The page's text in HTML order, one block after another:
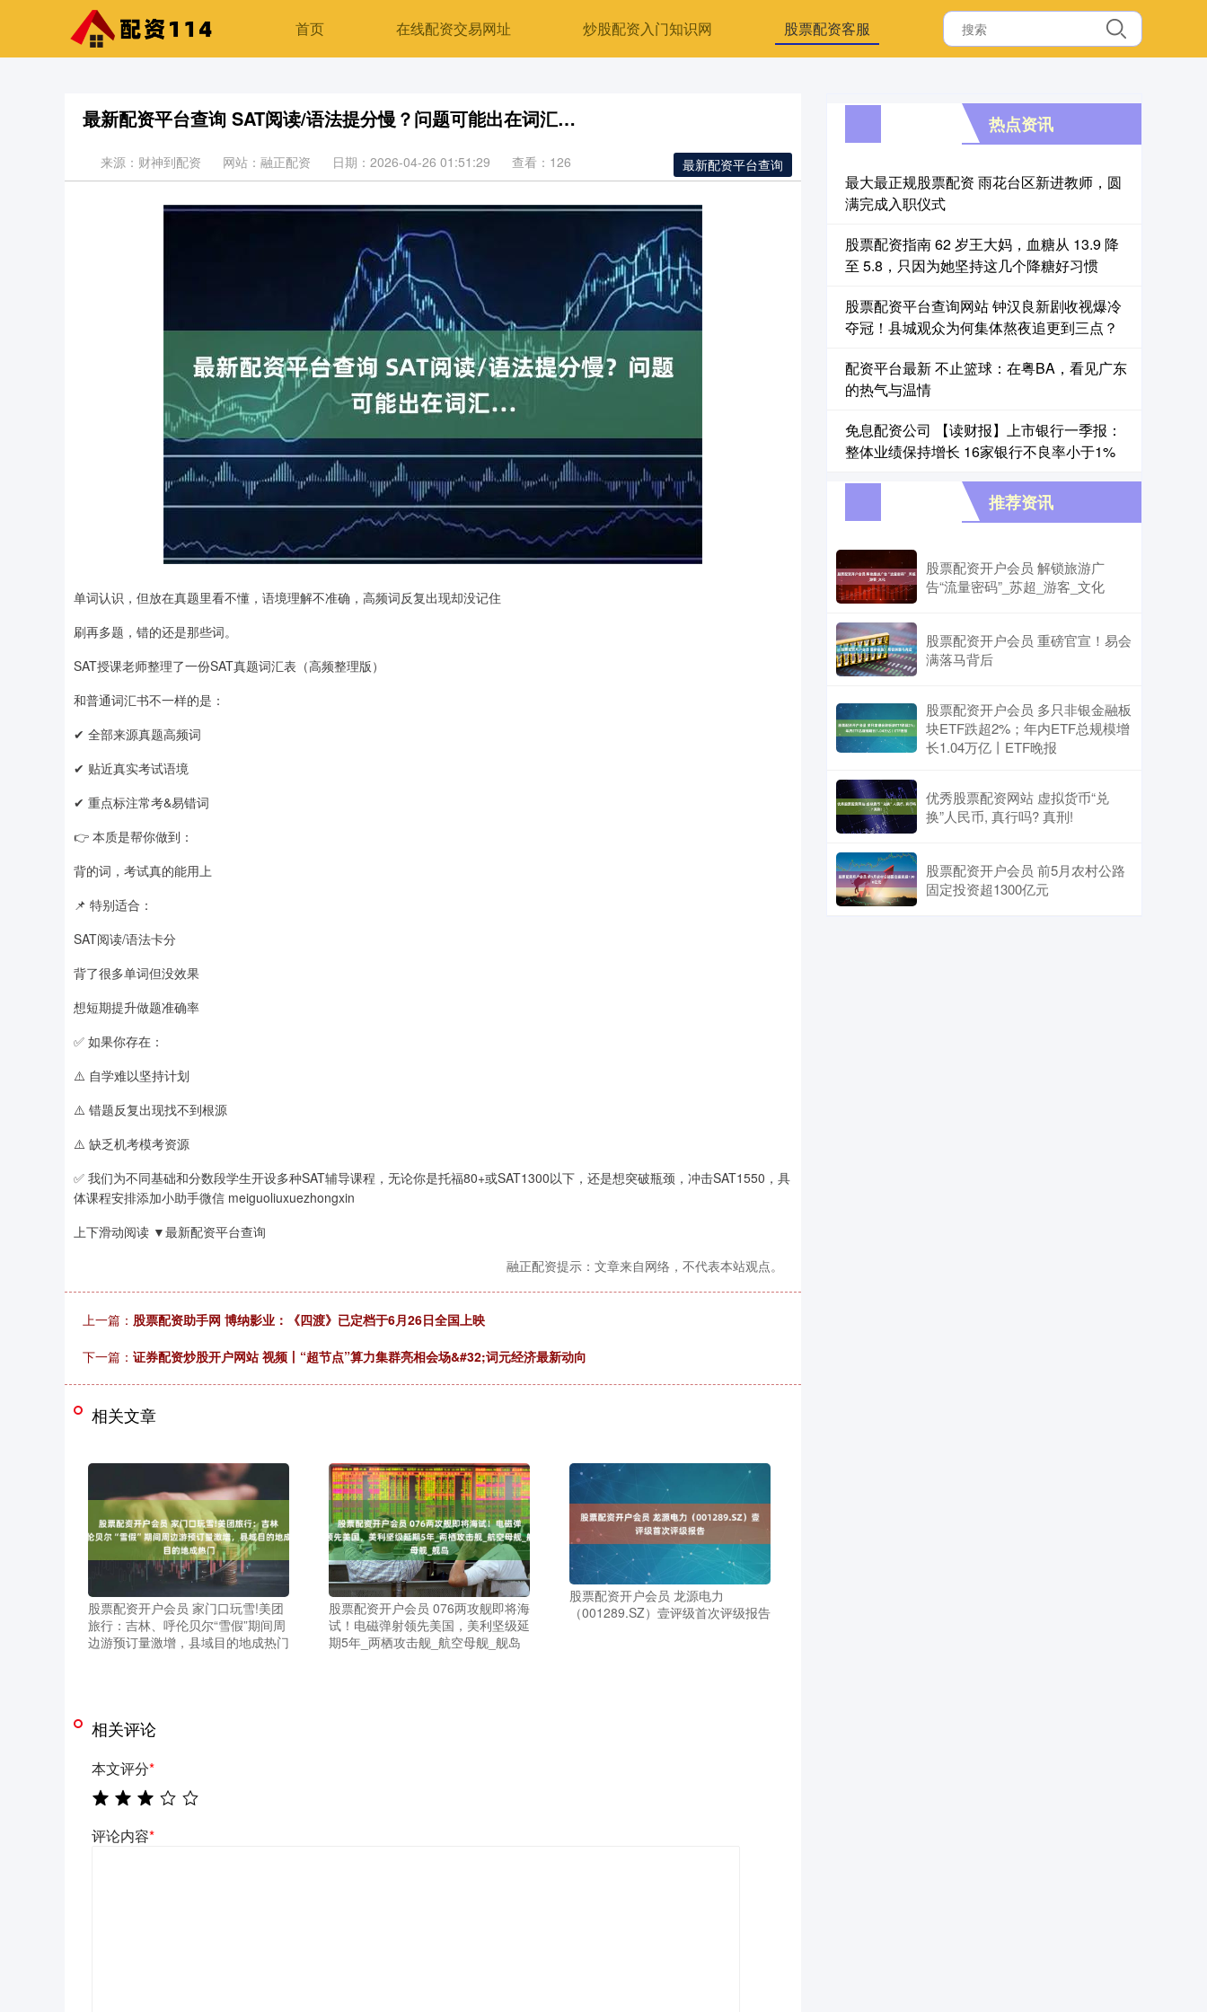
首页 在线配资交易网址 炒股配资入门知识网 股票配资客服
最新配资平台查询 SAT阅读/语法提分慢？问题可能出在词汇…
最新配资平台查询
来源：财神到配资 网站：融正配资 日期：2026-04-26 01:51:29 查看：126
单词认识，但放在真题里看不懂，语境理解不准确，高频词反复出现却没记住
刷再多题，错的还是那些词。
SAT授课老师整理了一份SAT真题词汇表（高频整理版）
和普通词汇书不一样的是：
✔ 全部来源真题高频词
✔ 贴近真实考试语境
✔ 重点标注常考&易错词
👉 本质是帮你做到：
背的词，考试真的能用上
📌 特别适合：
SAT阅读/语法卡分
背了很多单词但没效果
想短期提升做题准确率
✅ 如果你存在：
⚠️ 自学难以坚持计划
⚠️ 错题反复出现找不到根源
⚠️ 缺乏机考模考资源
✅ 我们为不同基础和分数段学生开设多种SAT辅导课程，无论你是托福80+或SAT1300以下，还是想突破瓶颈，冲击SAT1550，具
体课程安排添加小助手微信 meiguoliuxuezhongxin
上下滑动阅读 ▼最新配资平台查询
融正配资提示：文章来自网络，不代表本站观点。
上一篇： 股票配资助手网 博纳影业：《四渡》已定档于6月26日全国上映
下一篇： 证券配资炒股开户网站 视频丨“超节点”算力集群亮相会场&#32;词元经济最新动向
相关文章
股票配资开户会员 家门口玩雪!美团
旅行：吉林、呼伦贝尔“雪假”期间周
边游预订量激增，县域目的地成热门
股票配资开户会员 076两攻舰即将海
试！电磁弹射领先美国，美利坚级延
期5年_两栖攻击舰_航空母舰_舰岛
股票配资开户会员 龙源电力
（001289.SZ）壹评级首次评级报告
相关评论
本文评分*
评论内容*
热点资讯
最大最正规股票配资 雨花台区新进教师，圆
满完成入职仪式
股票配资指南 62 岁王大妈，血糖从 13.9 降
至 5.8，只因为她坚持这几个降糖好习惯
股票配资平台查询网站 钟汉良新剧收视爆冷
夺冠！县城观众为何集体熬夜追更到三点？
配资平台最新 不止篮球：在粤BA，看见广东
的热气与温情
免息配资公司 【读财报】上市银行一季报：
整体业绩保持增长 16家银行不良率小于1%
推荐资讯
股票配资开户会员 解锁旅游广
告“流量密码”_苏超_游客_文化
股票配资开户会员 重磅官宣！易会
满落马背后
股票配资开户会员 多只非银金融板
块ETF跌超2%；年内ETF总规模增
长1.04万亿丨ETF晚报
优秀股票配资网站 虚拟货币“兑
换”人民币, 真行吗? 真刑!
股票配资开户会员 前5月农村公路
固定投资超1300亿元